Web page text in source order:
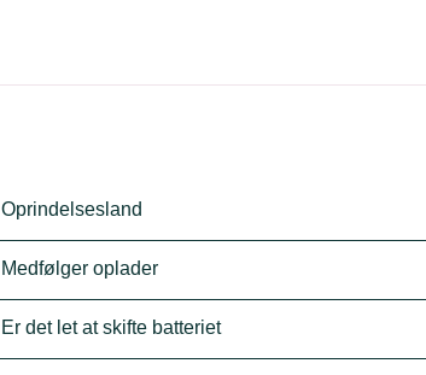
Oprindelsesland
Medfølger oplader
Er det let at skifte batteriet